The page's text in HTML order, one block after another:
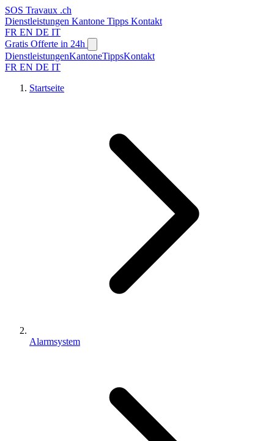
SOS Travaux .ch
Dienstleistungen Kantone Tipps Kontakt
FR EN DE IT
Gratis Offerte in 24h
DienstleistungenKantoneTippsKontakt
FR EN DE IT
Startseite
Alarmsystem